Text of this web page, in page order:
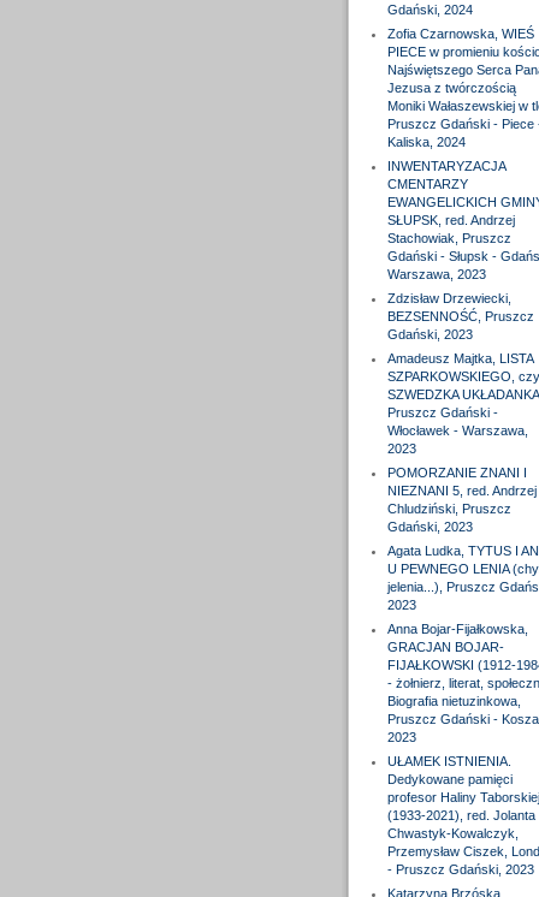
Gdański, 2024
Zofia Czarnowska, WIEŚ
PIECE w promieniu
Najświętszego Serca
Jezusa z twórczością
Moniki Wałaszewskiej w
Pruszcz Gdański - Piece
Kaliska, 2024
INWENTARYZACJA
CMENTARZY
EWANGELICKICH
SŁUPSK, red. Andrzej
Stachowiak, Pruszcz
Gdański - Słupsk -
Warszawa, 2023
Zdzisław Drzewiecki,
BEZSENNOŚĆ, Pruszcz
Gdański, 2023
Amadeusz Majtka, LISTA
SZPARKOWSKIEGO,
SZWEDZKA UKŁADANKA,
Pruszcz Gdański -
Włocławek - Warszawa,
2023
POMORZANIE ZNANI I
NIEZNANI 5, red. Andrzej
Chludziński, Pruszcz
Gdański, 2023
Agata Ludka, TYTUS I
U PEWNEGO LENIA
jelenia...), Pruszcz
2023
Anna Bojar-Fijałkowska,
GRACJAN BOJAR-
FIJAŁKOWSKI (1912-
- żołnierz, literat,
Biografia nietuzinkowa,
Pruszcz Gdański -
2023
UŁAMEK ISTNIENIA.
Dedykowane pamięci
profesor Haliny Taborskiej
(1933-2021), red. Jolanta
Chwastyk-Kowalczyk,
Przemysław Ciszek,
- Pruszcz Gdański, 2023
Katarzyna Brzóska,